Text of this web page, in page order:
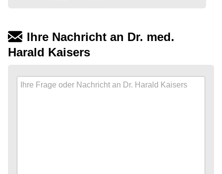
Ihre Nachricht an Dr. med.
Harald Kaisers